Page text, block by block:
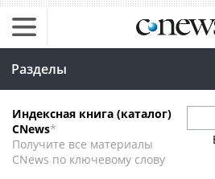
Разделы
Индексная книга (каталог)
CNews*
Получите все материалы
CNews по ключевому слову